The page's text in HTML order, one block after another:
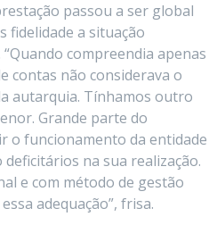
passou a ser global
fidelidade a situação
compreendia apenas
contas não considerava o
autarquia. Tínhamos outro
Grande parte do
o funcionamento da entidade
na sua realização.
e com método de gestão
adequação”, frisa.